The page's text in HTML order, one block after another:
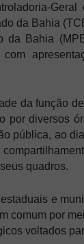
da Bahia
da Bahia
da função
por diversos
pública, ao
quadros.
e
comum por
voltados